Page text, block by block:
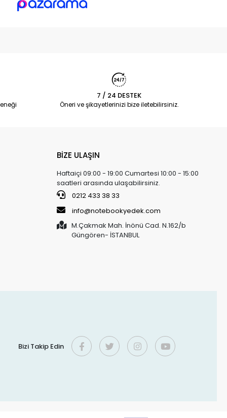
7 / 24 DESTEK
Öneri ve şikayetlerinizi bize iletebilirsiniz.
BİZE ULAŞIN
Haftaiçi 09:00 - 19:00 Cumartesi 10:00 - 15:00
saatleri arasında ulaşabilirsiniz.
0212 433 38 33
info@notebookyedek.com
M.Çakmak Mah. İnönü Cad. N.162/b
Güngören- İSTANBUL
Bizi Takip Edin